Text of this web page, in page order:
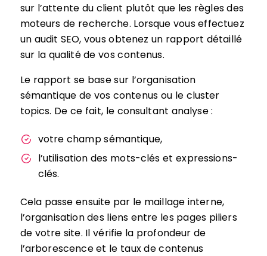
sur l’attente du client plutôt que les règles des
moteurs de recherche. Lorsque vous effectuez
un audit SEO, vous obtenez un rapport détaillé
sur la qualité de vos contenus.
Le rapport se base sur l’organisation
sémantique de vos contenus ou le cluster
topics. De ce fait, le consultant analyse :
votre champ sémantique,
l’utilisation des mots-clés et expressions-
clés.
Cela passe ensuite par le maillage interne,
l’organisation des liens entre les pages piliers
de votre site. Il vérifie la profondeur de
l’arborescence et le taux de contenus